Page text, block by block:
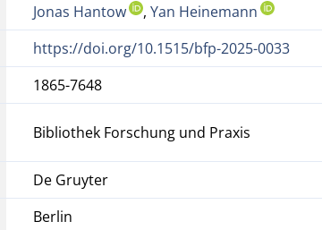
Jonas Hantow ,Yan Heinemann
https://doi.org/10.1515/bfp-2025-0033
1865-7648
Bibliothek Forschung und Praxis
De Gruyter
Berlin